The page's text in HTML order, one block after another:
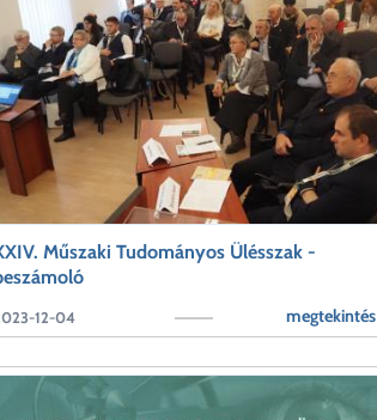
Műszaki Tudományos Ülésszak -
megtekintés
12-04